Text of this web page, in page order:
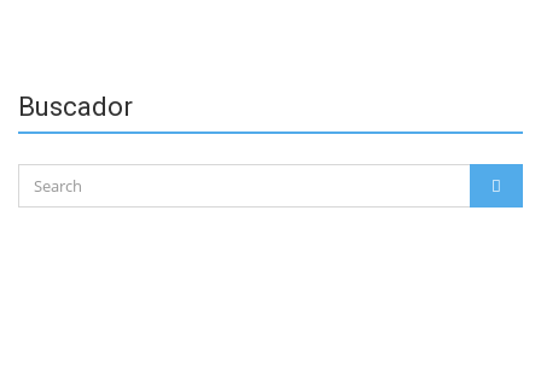
Buscador
Search
for: